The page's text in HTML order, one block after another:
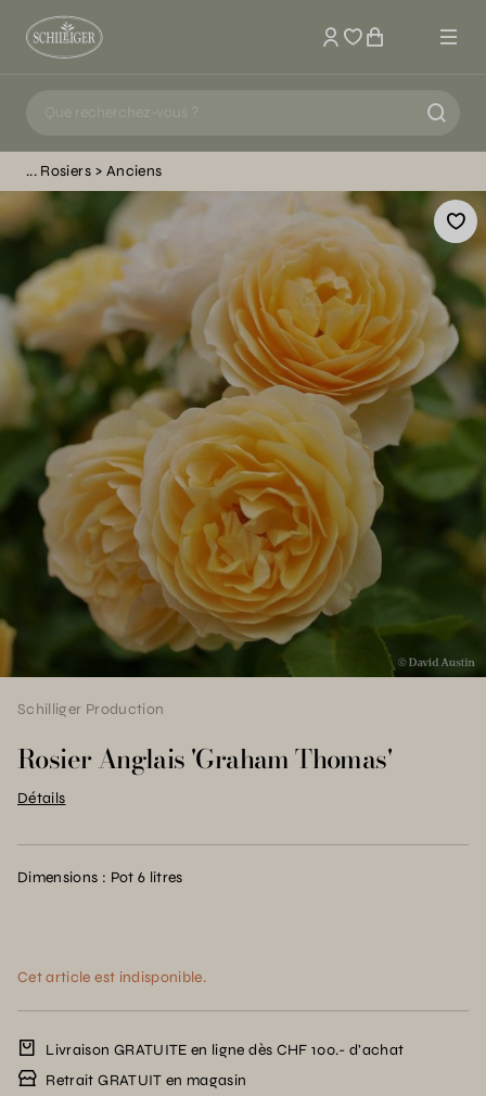
Mon compte
Rosiers Anciens
Schilliger Production
Rosier Anglais 'Graham Thomas'
Détails
Dimensions : Pot 6 litres
Cet article est indisponible.
Livraison GRATUITE en ligne dès CHF 100.- d’achat
Retrait GRATUIT en magasin